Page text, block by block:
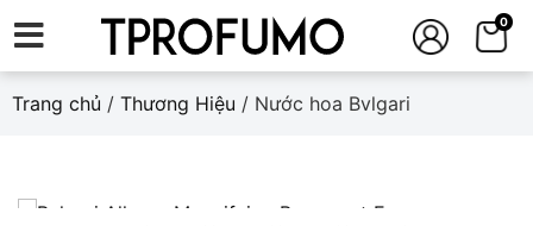
0
Trang chủ / Thương Hiệu / Nước hoa Bvlgari